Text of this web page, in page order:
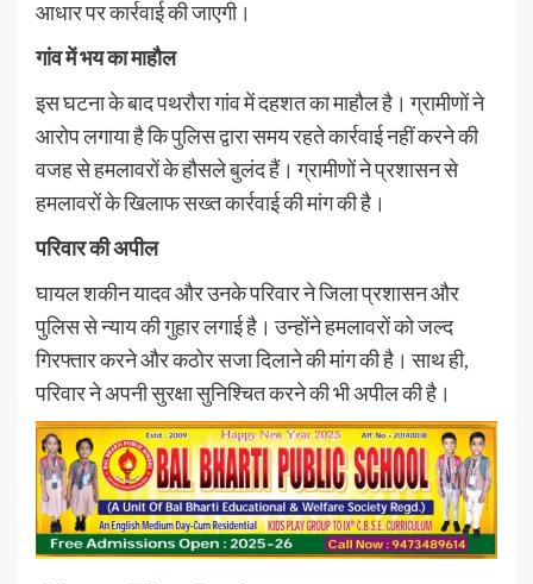
आधार पर कार्रवाई की जाएगी।
गांव में भय का माहौल
इस घटना के बाद पथरौरा गांव में दहशत का माहौल है। ग्रामीणों ने
आरोप लगाया है कि पुलिस द्वारा समय रहते कार्रवाई नहीं करने की
वजह से हमलावरों के हौसले बुलंद हैं। ग्रामीणों ने प्रशासन से
हमलावरों के खिलाफ सख्त कार्रवाई की मांग की है।
परिवार की अपील
घायल शकीन यादव और उनके परिवार ने जिला प्रशासन और
पुलिस से न्याय की गुहार लगाई है। उन्होंने हमलावरों को जल्द
गिरफ्तार करने और कठोर सजा दिलाने की मांग की है। साथ ही,
परिवार ने अपनी सुरक्षा सुनिश्चित करने की भी अपील की है।